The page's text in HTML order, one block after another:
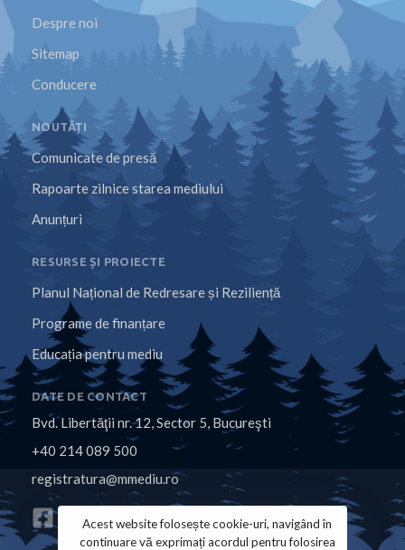
Despre noi
Sitemap
Conducere
NOUTĂȚI
Comunicate de presă
Rapoarte zilnice starea mediului
Anunțuri
RESURSE ȘI PROIECTE
Planul Național de Redresare și Reziliență
Programe de finanțare
Educația pentru mediu
DATE DE CONTACT
Bvd. Libertăţii nr. 12, Sector 5, Bucureşti
+40 214 089 500
registratura@mmediu.ro
Acest website folosește cookie-uri, navigând în
continuare vă exprimați acordul pentru folosirea